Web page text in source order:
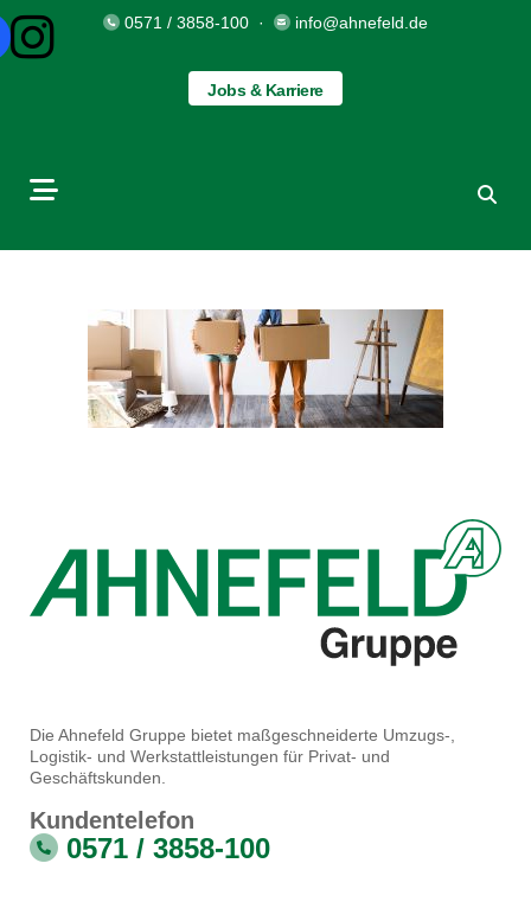
0571 / 3858-100 · info@ahnefeld.de
Jobs & Karriere
Die Ahnefeld Gruppe bietet maßgeschneiderte Umzugs-,
Logistik- und Werkstattleistungen für Privat- und
Geschäftskunden.
Kundentelefon
0571 / 3858-100